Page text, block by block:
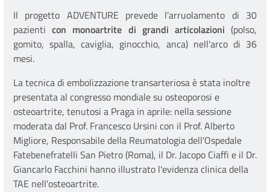
Il progetto ADVENTURE prevede l'arruolamento di 30
pazienticon monoartrite di grandi articolazioni (polso,
gomito, spalla, caviglia, ginocchio, anca) nell'arco di 36
mesi.
La tecnica di embolizzazione transarteriosa è stata inoltre
presentata al congresso mondiale su osteoporosi e
osteoartrite, tenutosi a Praga in aprile: nella sessione
moderata dal Prof. Francesco Ursini con il Prof. Alberto
Migliore, Responsabile della Reumatologia dell'Ospedale
Fatebenefratelli San Pietro (Roma), il Dr. Jacopo Ciaffi e il Dr.
Giancarlo Facchini hanno illustrato l'evidenza clinica della
TAE nell'osteoartrite.